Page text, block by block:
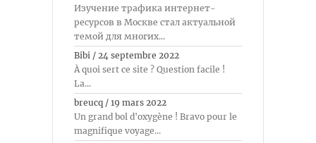
Изучение трафика интернет-
ресурсов в Москве стал актуальной
темой для многих...
Bibi / 24 septembre 2022
À quoi sert ce site ? Question facile !
La...
breucq / 19 mars 2022
Un grand bol d'oxygène ! Bravo pour le
magnifique voyage...